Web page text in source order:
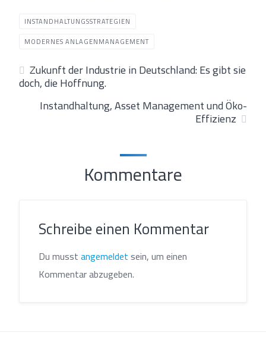
INSTANDHALTUNGSSTRATEGIEN
MODERNES ANLAGENMANAGEMENT
Zukunft der Industrie in Deutschland: Es gibt sie
doch, die Hoffnung.
Instandhaltung, Asset Management und Öko-
Effizienz
Kommentare
Schreibe einen Kommentar
Du musstangemeldetsein, um einen
Kommentar abzugeben.